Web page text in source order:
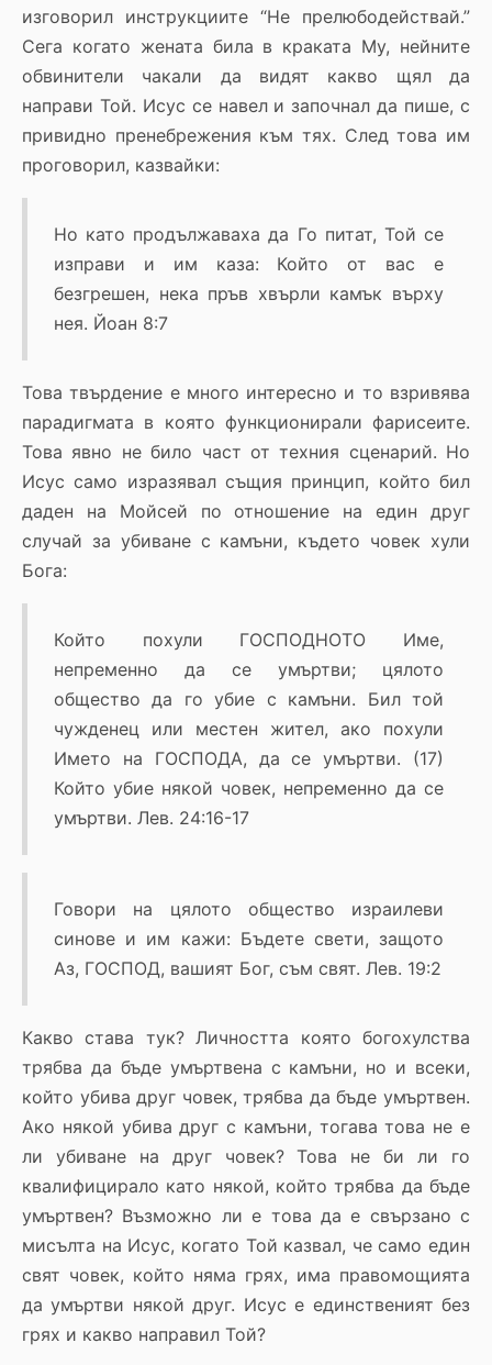
изговорил инструкциите “Не прелюбодействай.”
Сега когато жената била в краката Му, нейните
обвинители чакали да видят какво щял да
направи Той. Исус се навел и започнал да пише, с
привидно пренебрежения към тях. След това им
проговорил, казвайки:
Но като продължаваха да Го питат, Той се
изправи и им каза: Който от вас е
безгрешен, нека пръв хвърли камък върху
нея. Йоан 8:7
Това твърдение е много интересно и то взривява
парадигмата в която функционирали фарисеите.
Това явно не било част от техния сценарий. Но
Исус само изразявал същия принцип, който бил
даден на Мойсей по отношение на един друг
случай за убиване с камъни, където човек хули
Бога:
Който похули ГОСПОДНОТО Име,
непременно да се умъртви; цялото
общество да го убие с камъни. Бил той
чужденец или местен жител, ако похули
Името на ГОСПОДА, да се умъртви. (17)
Който убие някой човек, непременно да се
умъртви. Лев. 24:16-17
Говори на цялото общество израилеви
синове и им кажи: Бъдете свети, защото
Аз, ГОСПОД, вашият Бог, съм свят. Лев. 19:2
Какво става тук? Личността която богохулства
трябва да бъде умъртвена с камъни, но и всеки,
който убива друг човек, трябва да бъде умъртвен.
Ако някой убива друг с камъни, тогава това не е
ли убиване на друг човек? Това не би ли го
квалифицирало като някой, който трябва да бъде
умъртвен? Възможно ли е това да е свързано с
мисълта на Исус, когато Той казвал, че само един
свят човек, който няма грях, има правомощията
да умъртви някой друг. Исус е единственият без
грях и какво направил Той?